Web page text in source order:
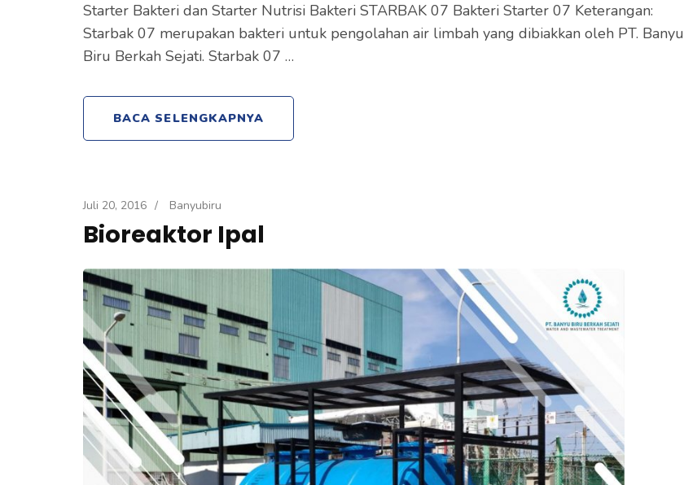
Starter Bakteri dan Starter Nutrisi Bakteri STARBAK 07 Bakteri Starter 07 Keterangan:
Starbak 07 merupakan bakteri untuk pengolahan air limbah yang dibiakkan oleh PT. Banyu
Biru Berkah Sejati. Starbak 07 …
BACA SELENGKAPNYA
Juli 20, 2016 / Banyubiru
Bioreaktor Ipal